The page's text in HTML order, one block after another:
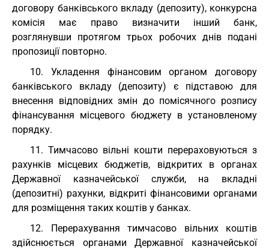
договору банківського вкладу (депозиту), конкурсна
комісія має право визначити інший банк,
розглянувши протягом трьох робочих днів подані
пропозиції повторно.
10. Укладення фінансовим органом договору
банківського вкладу (депозиту) є підставою для
внесення відповідних змін до помісячного розпису
фінансування місцевого бюджету в установленому
порядку.
11. Тимчасово вільні кошти перераховуються з
рахунків місцевих бюджетів, відкритих в органах
Державної казначейської служби, на вкладні
(депозитні) рахунки, відкриті фінансовими органами
для розміщення таких коштів у банках.
12. Перерахування тимчасово вільних коштів
здійснюється органами Державної казначейської